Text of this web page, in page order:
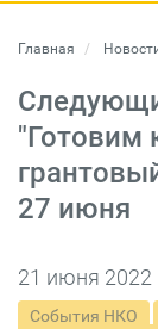
Главная
"Готовим
27 июня
21 июня 2022
События НКО